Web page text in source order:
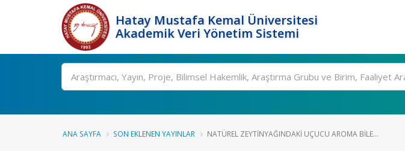
Hatay Mustafa Kemal Üniversitesi
Akademik Veri Yönetim Sistemi
Ara
ANA SAYFA SON EKLENEN YAYINLAR NATÜREL ZEYTINYAĞINDAKI UÇUCU AROMA BILE...